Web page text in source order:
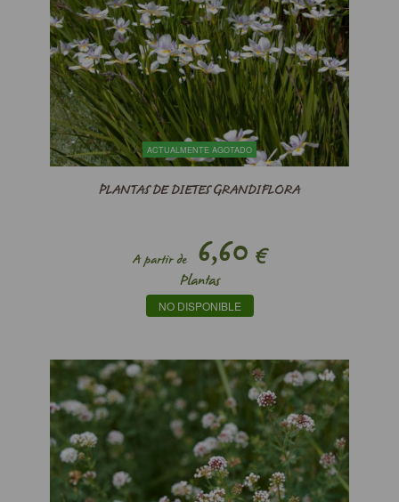
ACTUALMENTE AGOTADO
PLANTAS DE DIETES GRANDIFLORA
A partir de6,60 €
Plantas
NO DISPONIBLE